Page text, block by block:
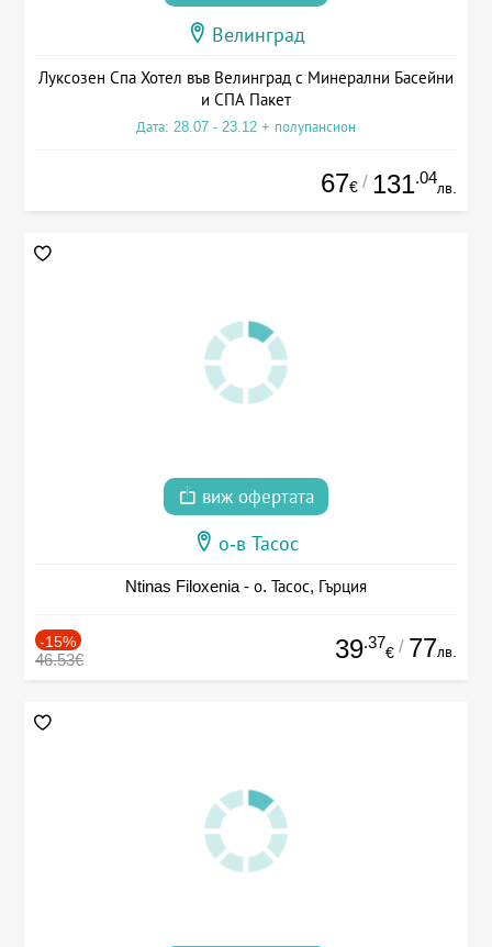
Велинград
Луксозен Спа Хотел във Велинград с Минерални Басейни
и СПА Пакет
Дата: 28.07 - 23.12 + полупансион
67€ / 131.04
лв.
виж офертата
о-в Тасос
Ntinas Filoxenia - о. Тасос, Гърция
-15%
46.53€ 39.37
€ / 77лв.